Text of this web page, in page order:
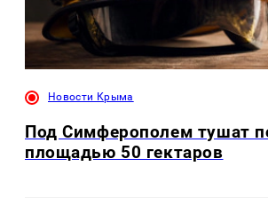
Новости Крыма
Под Симферополем тушат
площадью 50 гектаров